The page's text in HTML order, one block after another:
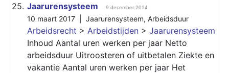
25. Jaarurensysteem 9 december 2014
10 maart 2017 | Jaarurensysteem, Arbeidsduur
Arbeidsrecht > Arbeidstijden > Jaarurensysteem
Inhoud Aantal uren werken per jaar Netto
arbeidsduur Uitroosteren of uitbetalen Ziekte en
vakantie Aantal uren werken per jaar Het